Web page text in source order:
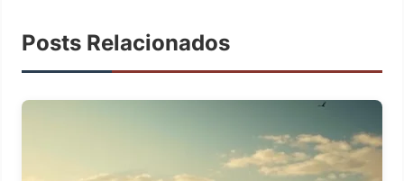
Posts Relacionados